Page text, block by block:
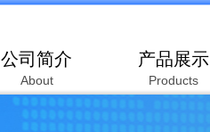
公司简介
About
产品展示
Products